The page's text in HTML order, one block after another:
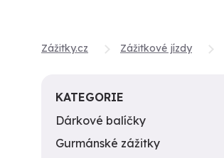
Zážitky.cz Zážitkové jízdy
KATEGORIE
Dárkové balíčky
Gurmánské zážitky